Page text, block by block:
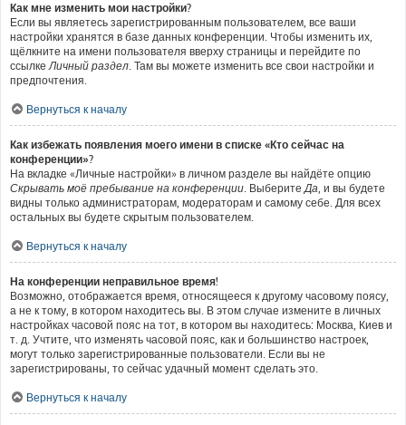
Как мне изменить мои настройки?
Если вы являетесь зарегистрированным пользователем, все ваши
настройки хранятся в базе данных конференции. Чтобы изменить их,
щёлкните на имени пользователя вверху страницы и перейдите по
ссылкеЛичный раздел. Там вы можете изменить все свои настройки и
предпочтения.
Вернуться к началу
Как избежать появления моего имени в списке «Кто сейчас на
конференции»?
На вкладке «Личные настройки» в личном разделе вы найдёте опцию
Скрывать моё пребывание на конференции. ВыберитеДа, и вы будете
видны только администраторам, модераторам и самому себе. Для всех
остальных вы будете скрытым пользователем.
Вернуться к началу
На конференции неправильное время!
Возможно, отображается время, относящееся к другому часовому поясу,
а не к тому, в котором находитесь вы. В этом случае измените в личных
настройках часовой пояс на тот, в котором вы находитесь: Москва, Киев и
т. д. Учтите, что изменять часовой пояс, как и большинство настроек,
могут только зарегистрированные пользователи. Если вы не
зарегистрированы, то сейчас удачный момент сделать это.
Вернуться к началу